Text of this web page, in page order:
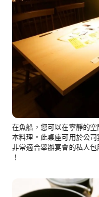
在魚船，您可以在寧靜的
本料理。此桌座可用於公
非常適合舉辦宴會的私人
！